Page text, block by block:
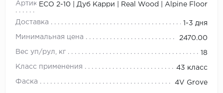
АртикулЕСО 2-10 | Дуб Карри | Real Wood | Alpine Floor
Доставка 1-3 дня
Минимальная цена 2470.00
Вес уп/рул, кг 18
Класс применения 43 класс
Фаска 4V Grove